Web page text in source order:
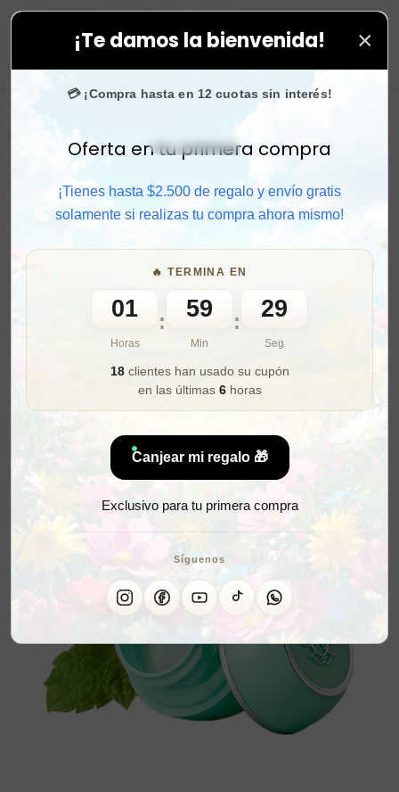
¡Te damos la bienvenida! ×
💳 ¡Compra hasta en 12 cuotas sin interés!
Activar sonido
Oferta en tu primera compra
¡Tienes hasta $2.500 de regalo y envío gratis
solamente si realizas tu compra ahora mismo!
🔥 TERMINA EN
01
Horas
: 59
Min
: 27
Seg
18clientes han usado su cupón
en las últimas 6horas
Canjear mi regalo 🎁
Exclusivo para tu primera compra
Síguenos
⚫ OFERTA FLASH ¡SOLO POR HOY!🚚 Envío gratis +